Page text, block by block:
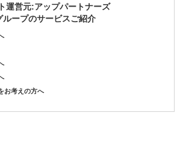
運営元:アップパートナーズ
ループのサービスご紹介
お考えの方へ